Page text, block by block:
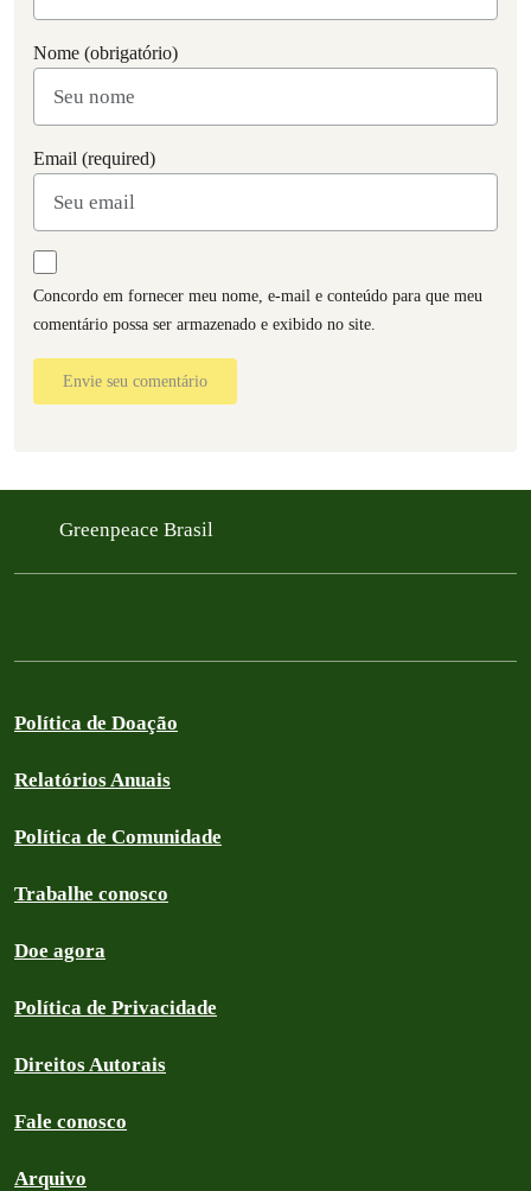
Nome (obrigatório)
Email (required)
Concordo em fornecer meu nome, e-mail e conteúdo para que meu
comentário possa ser armazenado e exibido no site.
Envie seu comentário
Greenpeace Brasil
Política de Doação
Relatórios Anuais
Política de Comunidade
Trabalhe conosco
Doe agora
Política de Privacidade
Direitos Autorais
Fale conosco
Arquivo